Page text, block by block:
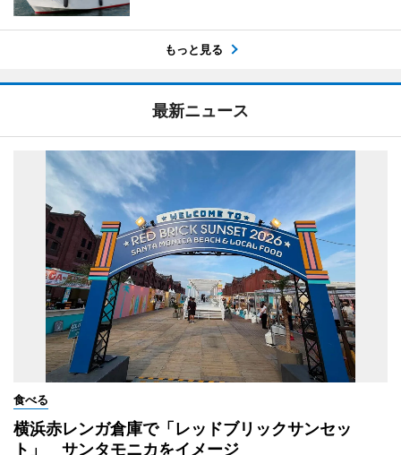
もっと見る
最新ニュース
食べる
横浜赤レンガ倉庫で「レッドブリックサンセッ
ト」 サンタモニカをイメージ